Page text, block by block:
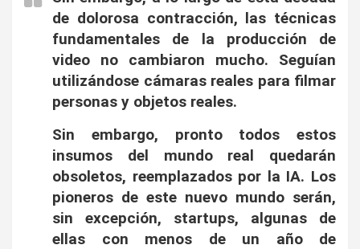
de dolorosa contracción, las técnicas
fundamentales de la producción de
video no cambiaron mucho. Seguían
utilizándose cámaras reales para filmar
personas y objetos reales.
Sin embargo, pronto todos estos
insumos del mundo real quedarán
obsoletos, reemplazados por la IA. Los
pioneros de este nuevo mundo serán,
sin excepción, startups, algunas de
ellas con menos de un año de